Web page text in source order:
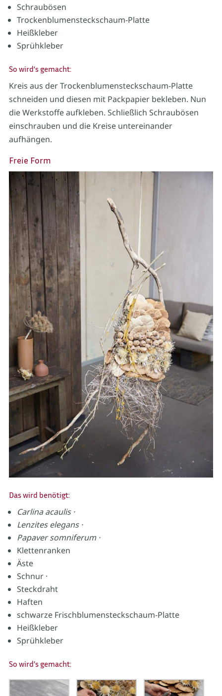
Schraubösen
Trockenblumensteckschaum-Platte
Heißkleber
Sprühkleber
So wird‘s gemacht:
Kreis aus der Trockenblumensteckschaum-Platte
schneiden und diesen mit Packpapier bekleben. Nun
die Werkstoffe aufkleben. Schließlich Schraubösen
einschrauben und die Kreise untereinander
aufhängen.
Freie Form
Das wird benötigt:
Carlina acaulis ·
Lenzites elegans ·
Papaver somniferum ·
Klettenranken
Äste
Schnur ·
Steckdraht
Haften
schwarze Frischblumensteckschaum-Platte
Heißkleber
Sprühkleber
So wird’s gemacht: